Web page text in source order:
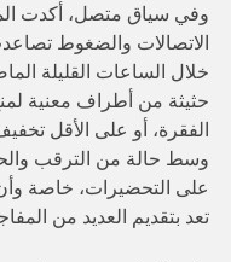
وفي سياق متصل، أكدت
الاتصالات والضغوط
خلال الساعات القليلة
حثيثة من أطراف معنية
الفقرة، أو على الأقل
وسط حالة من الترقب
على التحضيرات، خاصة وأن
تعد بتقديم العديد من